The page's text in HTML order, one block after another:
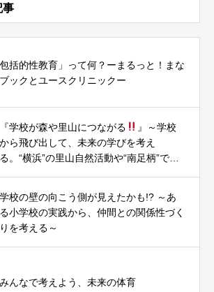
事
包括的性教育」って何？ーまるっと！まな
ブックとユースクリニックー
『学校が森や里山につながる
』～学校
から飛び出して、未来の学びを考え
る。“横浜”の里山自然活動や“南足柄”での
学校の壁の向こう側が見えたかも!? ～あ
る小学校の実践から、仲間との関係性づく
りを考える～
みんなで考えよう、未来の体育